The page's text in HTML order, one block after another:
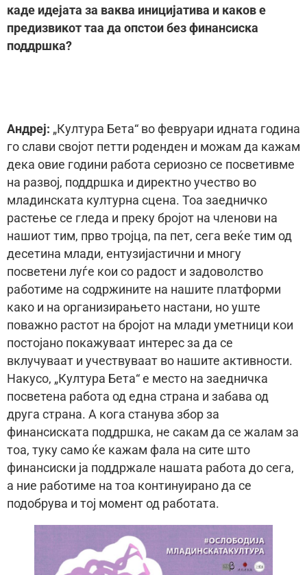
каде идејата за ваква иницијатива и каков е
предизвикот таа да опстои без финансиска
поддршка?
Андреј: „Култура Бета“ во февруари идната година
го слави својот петти роденден и можам да кажам
дека овие години работа сериозно се посветивме
на развој, поддршка и директно учество во
младинската културна сцена. Тоа заедничко
растење се гледа и преку бројот на членови на
нашиот тим, прво тројца, па пет, сега веќе тим од
десетина млади, ентузијастични и многу
посветени луѓе кои со радост и задоволство
работиме на содржините на нашите платформи
како и на организирањето настани, но уште
поважно растот на бројот на млади уметници кои
постојано покажуваат интерес за да се
вклучуваат и учествуваат во нашите активности.
Накусо, „Култура Бета“ е место на заедничка
посветена работа од една страна и забава од
друга страна. А кога станува збор за
финансиската поддршка, не сакам да се жалам за
тоа, туку само ќе кажам фала на сите што
финансиски ја поддржале нашата работа до сега,
а ние работиме на тоа континуирано да се
подобрува и тој момент од работата.